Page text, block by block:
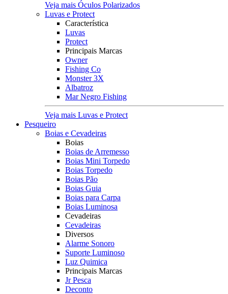
Veja mais Óculos Polarizados
Luvas e Protect
Característica
Luvas
Protect
Principais Marcas
Owner
Fishing Co
Monster 3X
Albatroz
Mar Negro Fishing
Veja mais Luvas e Protect
Pesqueiro
Boias e Cevadeiras
Boias
Boias de Arremesso
Boias Mini Torpedo
Boias Torpedo
Boias Pão
Boias Guia
Boias para Carpa
Boias Luminosa
Cevadeiras
Cevadeiras
Diversos
Alarme Sonoro
Suporte Luminoso
Luz Quimica
Principais Marcas
Jr Pesca
Deconto